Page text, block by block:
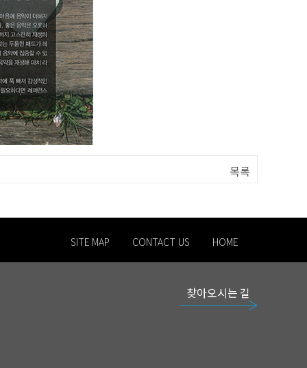
목록
HOME
CONTACT US
SITE MAP
찾아오시는 길